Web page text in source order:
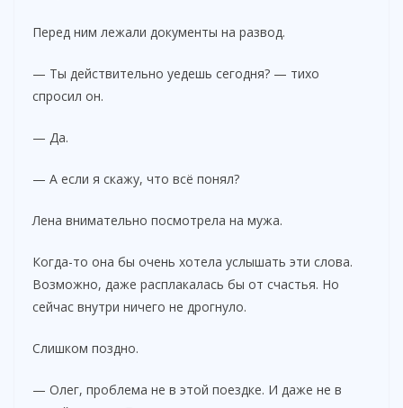
Перед ним лежали документы на развод.
— Ты действительно уедешь сегодня? — тихо
спросил он.
— Да.
— А если я скажу, что всё понял?
Лена внимательно посмотрела на мужа.
Когда-то она бы очень хотела услышать эти слова.
Возможно, даже расплакалась бы от счастья. Но
сейчас внутри ничего не дрогнуло.
Слишком поздно.
— Олег, проблема не в этой поездке. И даже не в